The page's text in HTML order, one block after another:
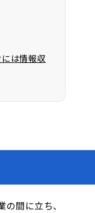
は情報収
間に立ち、